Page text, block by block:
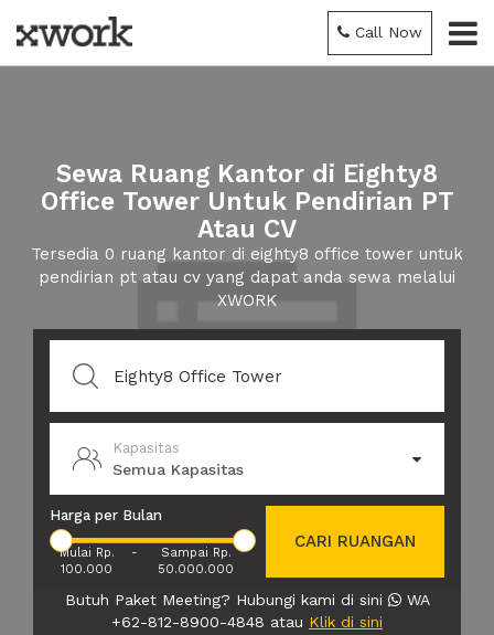
Call Now
Sewa Ruang Kantor di Eighty8
Office Tower Untuk Pendirian PT
Atau CV
Tersedia 0 ruang kantor di eighty8 office tower untuk
pendirian pt atau cv yang dapat anda sewa melalui
XWORK
Kapasitas
Semua Kapasitas
Harga per Bulan
Mulai Rp.
100.000
-
Sampai Rp.
50.000.000
CARI RUANGAN
Butuh Paket Meeting? Hubungi kami di sini
WA
+62-812-8900-4848 atau Klik di sini